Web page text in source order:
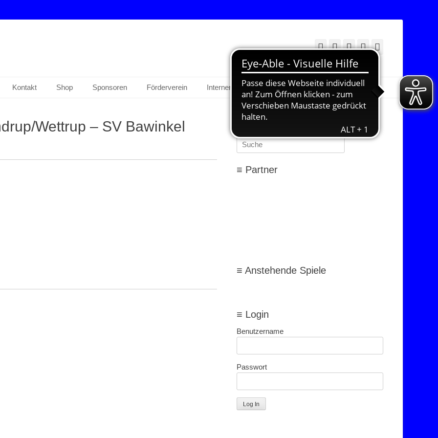
e. V. Facebook
Twitter
E- YouTube
Kontakt Shop Sponsoren Förderverein Interner Bereich
Suchen
Wettrup – SV Bawinkel
Suchen
nach:
≡ Partner
≡ Anstehende Spiele
≡ Login
Benutzername
Passwort